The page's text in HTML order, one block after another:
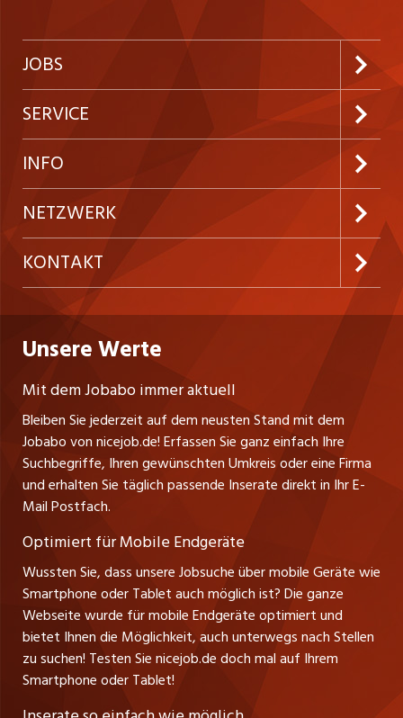
JOBS
Jobabo abonnieren
Neue Stellen
Festanstellungen
Temporäre Jobs
Freelance Jobs
Praktika
Lehrstellen
Führungspositionen
Management / Kader-Jobs
SERVICE
Kundenlogin
Inserieren
Firmen
Personalvermittler
INFO
Preise und Leistungen
AGB
Datenschutzerklärung
Nutzungsbedingungen
Impressum
NETZWERK
ostjob.ch
westjob.at
jobzüri.ch
jobmittelland.ch
jobbern.ch
jobbasel.ch
zentraljob.ch
myjob.ch
schaffu.ch (VS)
ajourjob.ch
tagblatt.ch
KONTAKT
Niederlassung
Fa. nicejob.de
PR Medien GmbH
Lindauer Straße 16
D-88239 Wangen
Tel. +49 07522 795034
Thomas Reiner
Ansprechpartner
Unsere Werte
Mit dem Jobabo immer aktuell
Bleiben Sie jederzeit auf dem neusten Stand mit dem
Jobabo von nicejob.de! Erfassen Sie ganz einfach Ihre
Suchbegriffe, Ihren gewünschten Umkreis oder eine Firma
und erhalten Sie täglich passende Inserate direkt in Ihr E-
Mail Postfach.
Optimiert für Mobile Endgeräte
Wussten Sie, dass unsere Jobsuche über mobile Geräte wie
Smartphone oder Tablet auch möglich ist? Die ganze
Webseite wurde für mobile Endgeräte optimiert und
bietet Ihnen die Möglichkeit, auch unterwegs nach Stellen
zu suchen! Testen Sie nicejob.de doch mal auf Ihrem
Smartphone oder Tablet!